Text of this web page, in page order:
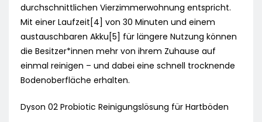
durchschnittlichen Vierzimmerwohnung entspricht.
Mit einer Laufzeit[4] von 30 Minuten und einem
austauschbaren Akku[5] für längere Nutzung können
die Besitzer*innen mehr von ihrem Zuhause auf
einmal reinigen – und dabei eine schnell trocknende
Bodenoberfläche erhalten.
Dyson 02 Probiotic Reinigungslösung für Hartböden